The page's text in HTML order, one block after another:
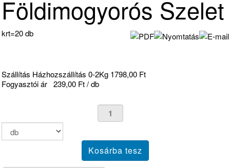
Földimogyorós Szelet
krt=20 db
Szállítás Házhozszállítás 0-2Kg 1798,00 Ft
Fogyasztói ár 239,00 Ft / db